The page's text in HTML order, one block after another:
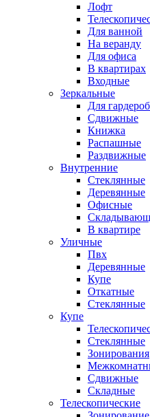
Лофт
Для ванной
На веранду
Для офиса
В квартирах
Входные
Зеркальные
Для
Сдвижные
Книжка
Распашные
Раздвижные
Внутренние
Стеклянные
Деревянные
Офисные
В квартире
Уличные
Пвх
Деревянные
Купе
Откатные
Стеклянные
Купе
Стеклянные
Зонирования
Сдвижные
Складные
Телескопические